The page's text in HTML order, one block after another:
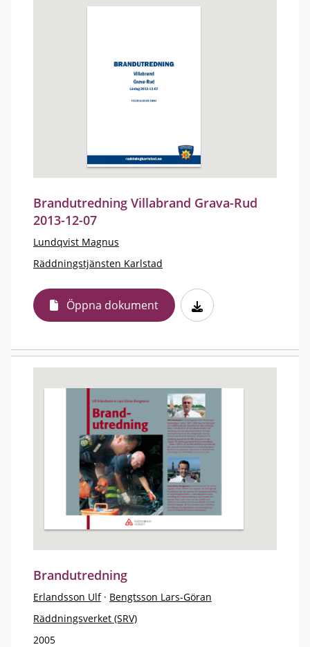
Brandutredning Villabrand Grava-Rud
2013-12-07
Lundqvist Magnus
Räddningstjänsten Karlstad
Öppna dokument
Brandutredning
Erlandsson Ulf · Bengtsson Lars-Göran
Räddningsverket (SRV)
2005